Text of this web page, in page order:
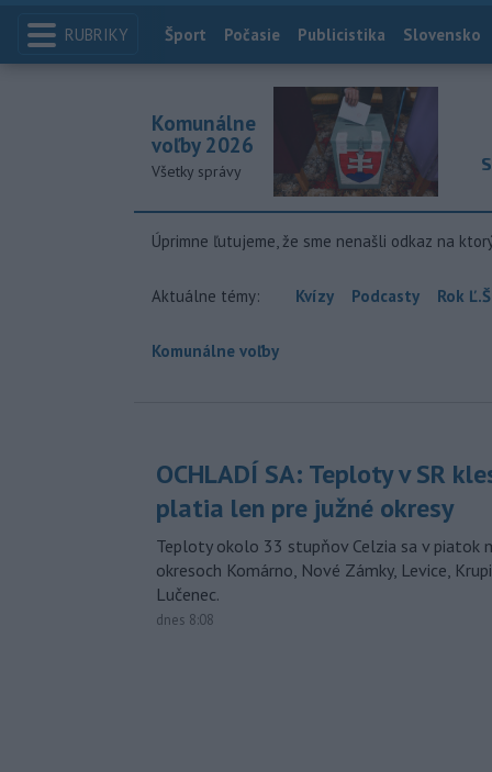
RUBRIKY Index
Šport Počasie Publicistika Slovensko
Komunálne
voľby 2026
Všetky správy
Úprimne ľutujeme, že sme nenašli odkaz na
Aktuálne témy: Kvízy Podcasty Rok
Komunálne voľby
OCHLADÍ SA: Teploty v SR
platia len pre južné okresy
Teploty okolo 33 stupňov Celzia sa v piatok
okresoch Komárno, Nové Zámky, Levice,
Lučenec.
dnes 8:08